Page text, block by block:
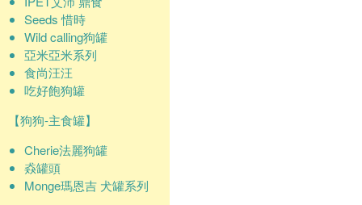
Seeds 惜時
Wild calling狗罐
亞米亞米系列
食尚汪汪
吃好飽狗罐
【狗狗-主食罐】
Cherie法麗狗罐
猋罐頭
Monge瑪恩吉 犬罐系列